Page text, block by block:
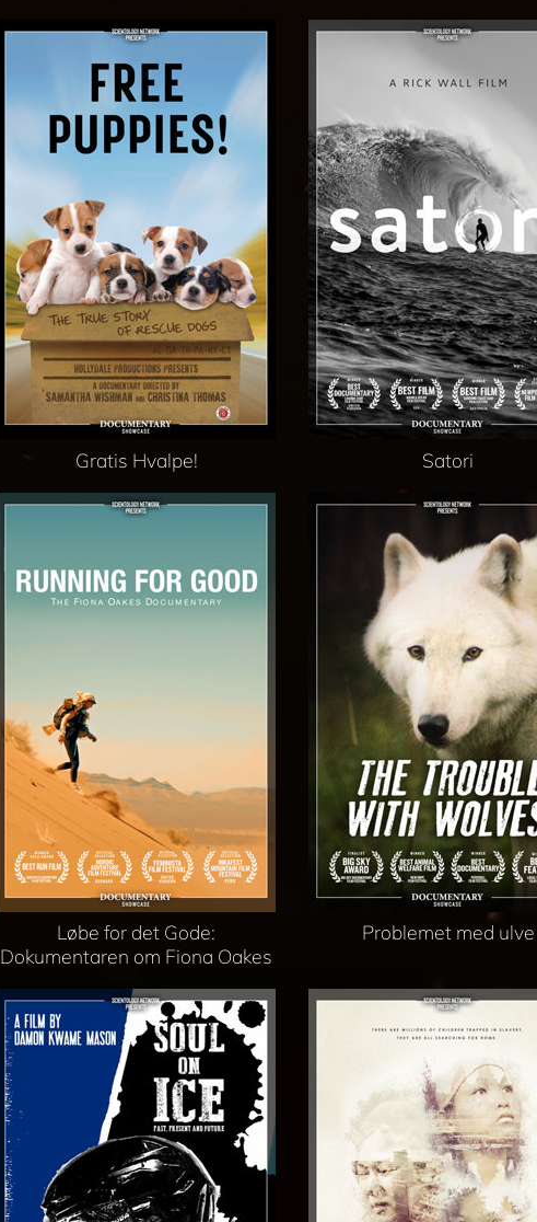
Gratis Hvalpe! Satori
Løbe for det Gode:
Dokumentaren om Fiona Oakes
Problemet med ulve